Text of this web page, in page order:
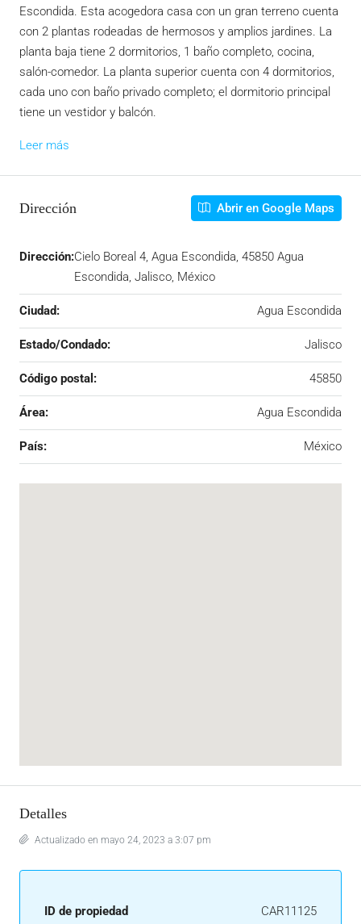
Escondida. Esta acogedora casa con un gran terreno cuenta
con 2 plantas rodeadas de hermosos y amplios jardines. La
planta baja tiene 2 dormitorios, 1 baño completo, cocina,
salón-comedor. La planta superior cuenta con 4 dormitorios,
cada uno con baño privado completo; el dormitorio principal
tiene un vestidor y balcón.
Leer más
Dirección Abrir en Google Maps
Dirección:Cielo Boreal 4, Agua Escondida, 45850 Agua
Escondida, Jalisco, México
Ciudad: Agua Escondida
Estado/Condado: Jalisco
Código postal: 45850
Área: Agua Escondida
País: México
Detalles
Actualizado en mayo 24, 2023 a 3:07 pm
ID de propiedad CAR11125